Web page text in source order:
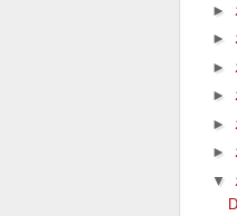
►
►
►
►
►
►
▼